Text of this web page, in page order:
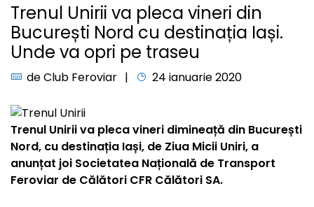
Trenul Unirii va pleca vineri din
București Nord cu destinația Iași.
Unde va opri pe traseu
deClub Feroviar 24 ianuarie 2020
Trenul Unirii va pleca vineri dimineață din București
Nord, cu destinația Iași, de Ziua Micii Uniri, a
anunțat joi Societatea Națională de Transport
Feroviar de Călători CFR Călători SA.